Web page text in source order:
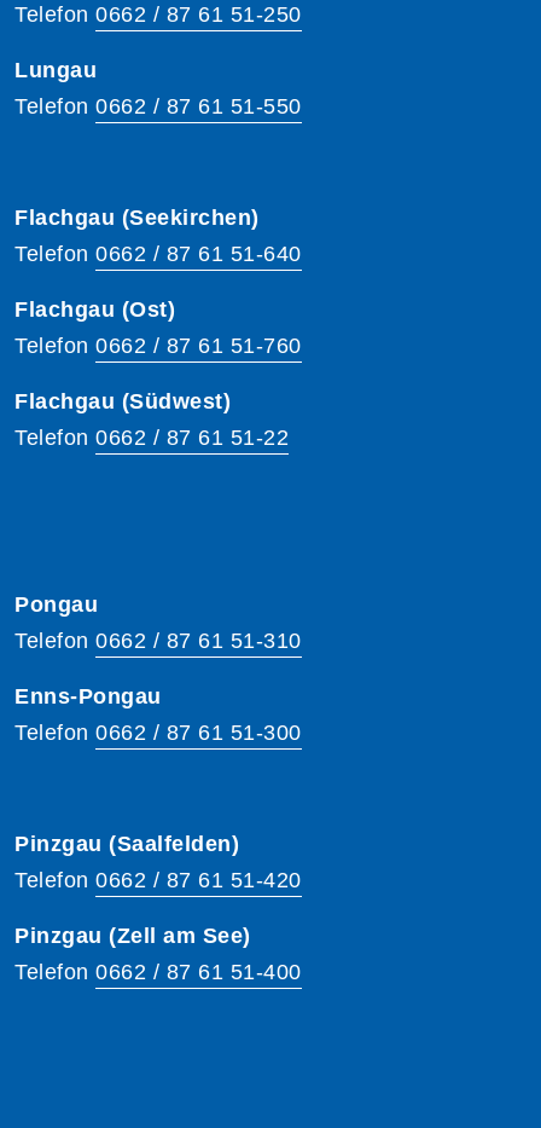
Telefon 0662 / 87 61 51-250
Lungau
Telefon 0662 / 87 61 51-550
Flachgau (Seekirchen)
Telefon 0662 / 87 61 51-640
Flachgau (Ost)
Telefon 0662 / 87 61 51-760
Flachgau (Südwest)
Telefon 0662 / 87 61 51-22
Pongau
Telefon 0662 / 87 61 51-310
Enns-Pongau
Telefon 0662 / 87 61 51-300
Pinzgau (Saalfelden)
Telefon 0662 / 87 61 51-420
Pinzgau (Zell am See)
Telefon 0662 / 87 61 51-400